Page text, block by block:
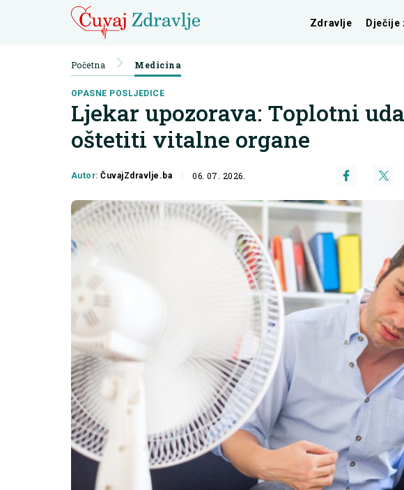
Zdravlje Dječije
Početna Medicina
OPASNE POSLJEDICE
Ljekar upozorava: Toplotni
oštetiti vitalne organe
Autor:ČuvajZdravlje.ba 06. 07. 2026.